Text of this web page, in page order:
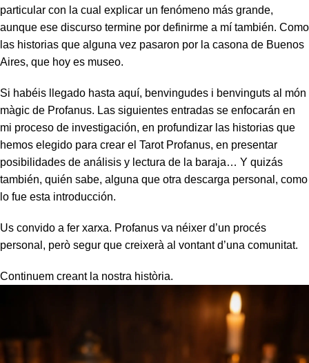
particular con la cual explicar un fenómeno más grande,
aunque ese discurso termine por definirme a mí también. Como
las historias que alguna vez pasaron por la casona de Buenos
Aires, que hoy es museo.
Si habéis llegado hasta aquí, benvingudes i benvinguts al món
màgic de Profanus. Las siguientes entradas se enfocarán en
mi proceso de investigación, en profundizar las historias que
hemos elegido para crear el Tarot Profanus, en presentar
posibilidades de análisis y lectura de la baraja… Y quizás
también, quién sabe, alguna que otra descarga personal, como
lo fue esta introducción.
Us convido a fer xarxa. Profanus va néixer d’un procés
personal, però segur que creixerà al vontant d’una comunitat.
Continuem creant la nostra història.